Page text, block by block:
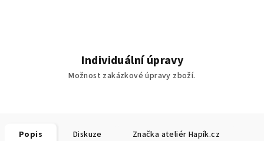
Individuální úpravy
Možnost zakázkové úpravy zboží.
Popis Diskuze Značka ateliér Hapík.cz